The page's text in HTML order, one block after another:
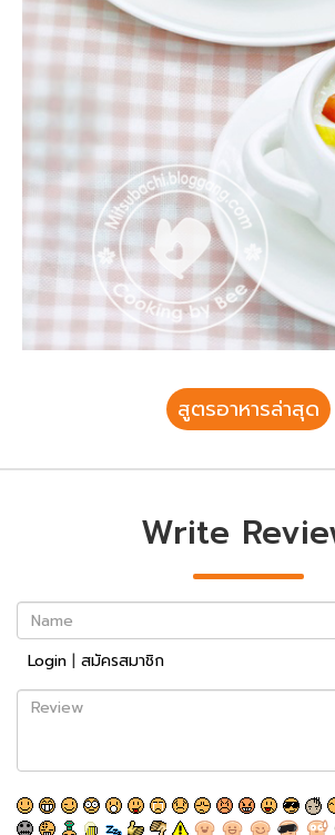
สูตรอาหารล่าสุด
Write
Name
Login | สมัครสมาชิก
Review